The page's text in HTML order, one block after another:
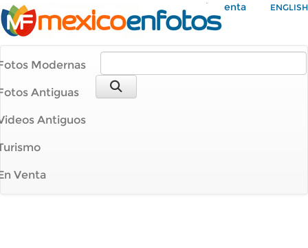
Mi Cuenta ENGLISH
Modernas
Antiguas
Antiguos
Venta